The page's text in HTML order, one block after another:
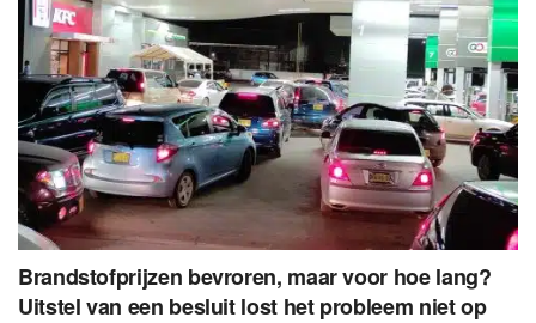
Brandstofprijzen bevroren, maar voor hoe lang?
Uitstel van een besluit lost het probleem niet op